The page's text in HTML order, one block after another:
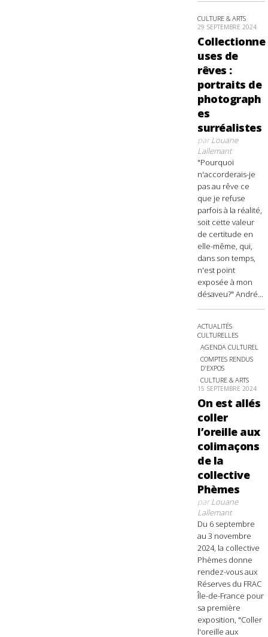
CULTURE & ARTS
29 SEPTEMBRE 2024
Collectionne
uses de
rêves :
portraits de
photograph
es
surréalistes
parLouane
Lallemant
"Pourquoi
n'accorderais-je
pas au rêve ce
que je refuse
parfois à la réalité,
soit cette valeur
de certitude en
elle-même, qui,
dans son temps,
n'est point
exposée à mon
désaveu?" André...
ACTUALITÉS
CULTURELLES
AGENDA CULTUREL
COMPTES RENDUS
D'EXPOS
CULTURE & ARTS
15 SEPTEMBRE 2024
On est allés
coller
l’oreille aux
colimaçons
de la
collective
Phèmes
parLouane
Lallemant
Du 6 septembre
au 3 novembre
2024, la collective
Phèmes donne
rendez-vous aux
Réserves du FRAC
Île-de-France pour
sa première
exposition, "Coller
l'oreille aux